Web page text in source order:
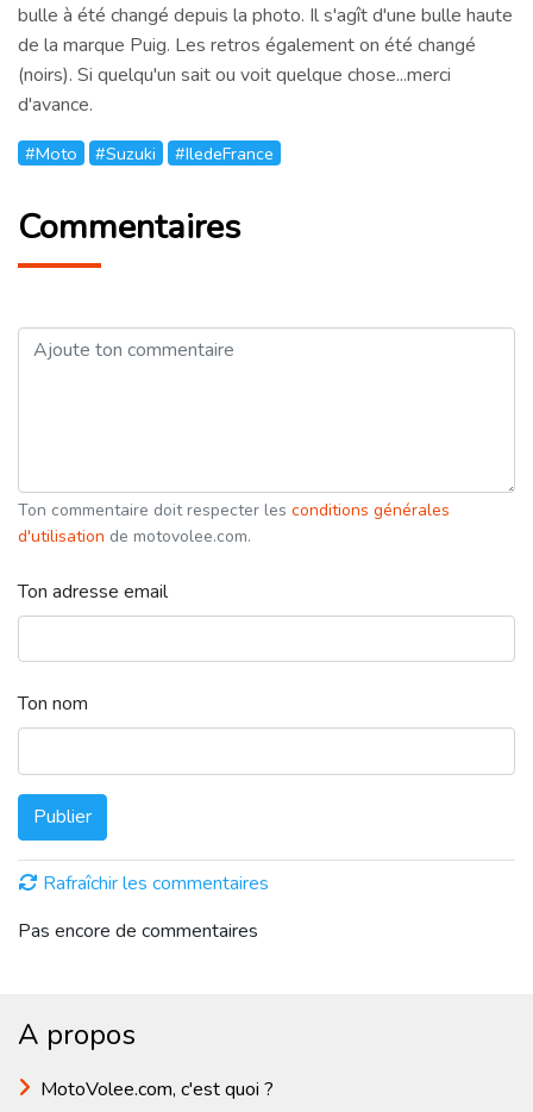
bulle à été changé depuis la photo. Il s'agît d'une bulle haute
de la marque Puig. Les retros également on été changé
(noirs). Si quelqu'un sait ou voit quelque chose...merci
d'avance.
#Moto #Suzuki #IledeFrance
Commentaires
Ton commentaire doit respecter les conditions générales
d'utilisation de motovolee.com.
Ton adresse email
Ton nom
Publier
Rafraîchir les commentaires
Pas encore de commentaires
A propos
MotoVolee.com, c'est quoi ?